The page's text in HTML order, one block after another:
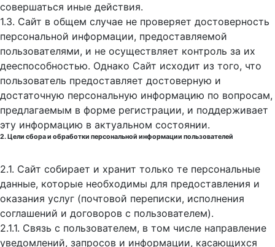
совершаться иные действия.
1.3. Сайт в общем случае не проверяет достоверность
персональной информации, предоставляемой
пользователями, и не осуществляет контроль за их
дееспособностью. Однако Сайт исходит из того, что
пользователь предоставляет достоверную и
достаточную персональную информацию по вопросам,
предлагаемым в форме регистрации, и поддерживает
эту информацию в актуальном состоянии.
2. Цели сбора и обработки персональной информации пользователей
2.1. Сайт собирает и хранит только те персональные
данные, которые необходимы для предоставления и
оказания услуг (почтовой переписки, исполнения
соглашений и договоров с пользователем).
2.1.1. Связь с пользователем, в том числе направление
уведомлений, запросов и информации, касающихся